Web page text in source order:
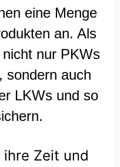
eine Menge
an. Als
nur PKWs
sondern auch
LKWs und so
ihre Zeit und